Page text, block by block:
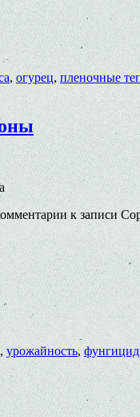
, огурец, пленочные
к записи
, урожайность,